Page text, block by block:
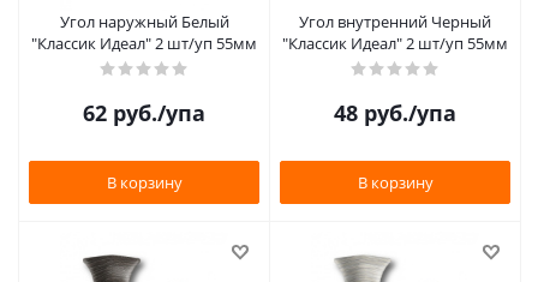
Угол наружный Белый
"Классик Идеал" 2 шт/уп 55мм
62 руб./упа
В корзину
Угол внутренний Черный
"Классик Идеал" 2 шт/уп 55мм
48 руб./упа
В корзину